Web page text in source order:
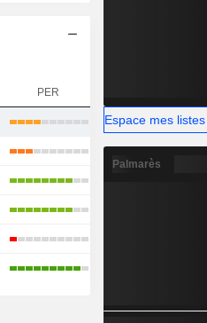
PER
Espace mes listes
Palmarès